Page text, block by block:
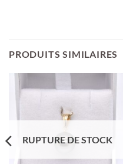
PRODUITS SIMILAIRES
RUPTURE DE STOCK